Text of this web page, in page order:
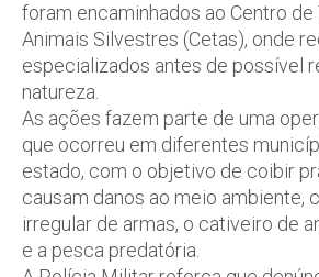
foram encaminhados ao Centro de
Animais Silvestres (Cetas), onde
especializados antes de possível
natureza.
As ações fazem parte de uma
que ocorreu em diferentes
estado, com o objetivo de coibir
causam danos ao meio ambiente,
irregular de armas, o cativeiro de
e a pesca predatória.